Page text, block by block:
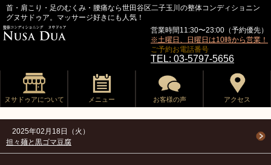
首・肩こり・足のむくみ・腰痛なら世田谷区二子玉川の整体コンディショニン
グヌサドゥア。マッサージ好きにも人気！
営業時間11:30〜23:00（予約優先）
※土曜日、日曜日は10時から営業！
ご予約お電話番号
TEL: 03-5797-5656
ヌサドゥアについて メニュー お客様の声 アクセス
2025年02月18日（火）
担々麺と黒ゴマ豆腐